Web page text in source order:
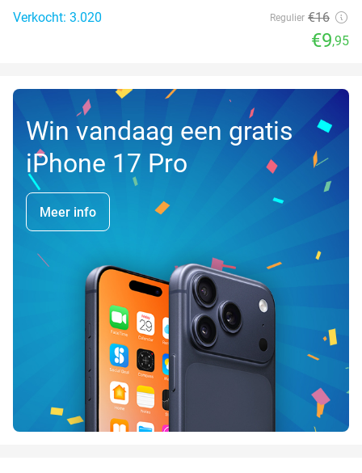
Verkocht: 3.020
Regulier €16
€9,95
Win vandaag een gratis
iPhone 17 Pro
Meer info